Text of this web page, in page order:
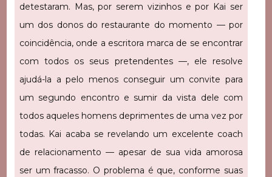
detestaram. Mas, por serem vizinhos e por Kai ser
um dos donos do restaurante do momento — por
coincidência, onde a escritora marca de se encontrar
com todos os seus pretendentes —, ele resolve
ajudá-la a pelo menos conseguir um convite para
um segundo encontro e sumir da vista dele com
todos aqueles homens deprimentes de uma vez por
todas. Kai acaba se revelando um excelente coach
de relacionamento — apesar de sua vida amorosa
ser um fracasso. O problema é que, conforme suas